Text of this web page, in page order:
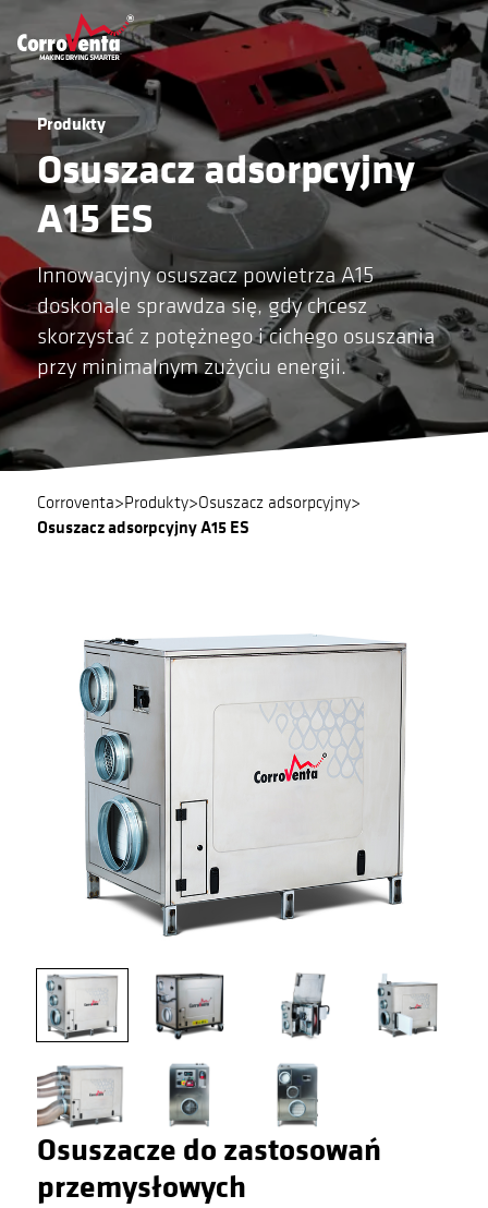
Produkty
Osuszacz adsorpcyjny
A15 ES
Innowacyjny osuszacz powietrza A15
doskonale sprawdza się, gdy chcesz
skorzystać z potężnego i cichego osuszania
przy minimalnym zużyciu energii.
Corroventa>Produkty>Osuszacz adsorpcyjny>
Osuszacz adsorpcyjny A15 ES
Osuszacze do zastosowań
przemysłowych